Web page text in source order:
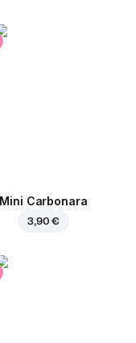
Mini Carbonara
3,90 €